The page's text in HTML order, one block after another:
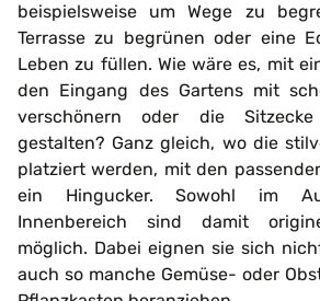
beispielsweise um Wege zu
Terrasse zu begrünen oder eine
Leben zu füllen. Wie wäre es, mit
den Eingang des Gartens mit
verschönern oder die
gestalten? Ganz gleich, wo die
platziert werden, mit den
ein Hingucker. Sowohl im
Innenbereich sind damit
möglich. Dabei eignen sie sich
auch so manche Gemüse- oder